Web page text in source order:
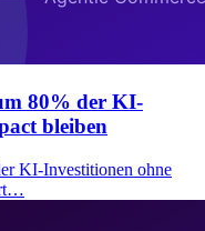
80% der KI-
bleiben
KI-Investitionen ohne